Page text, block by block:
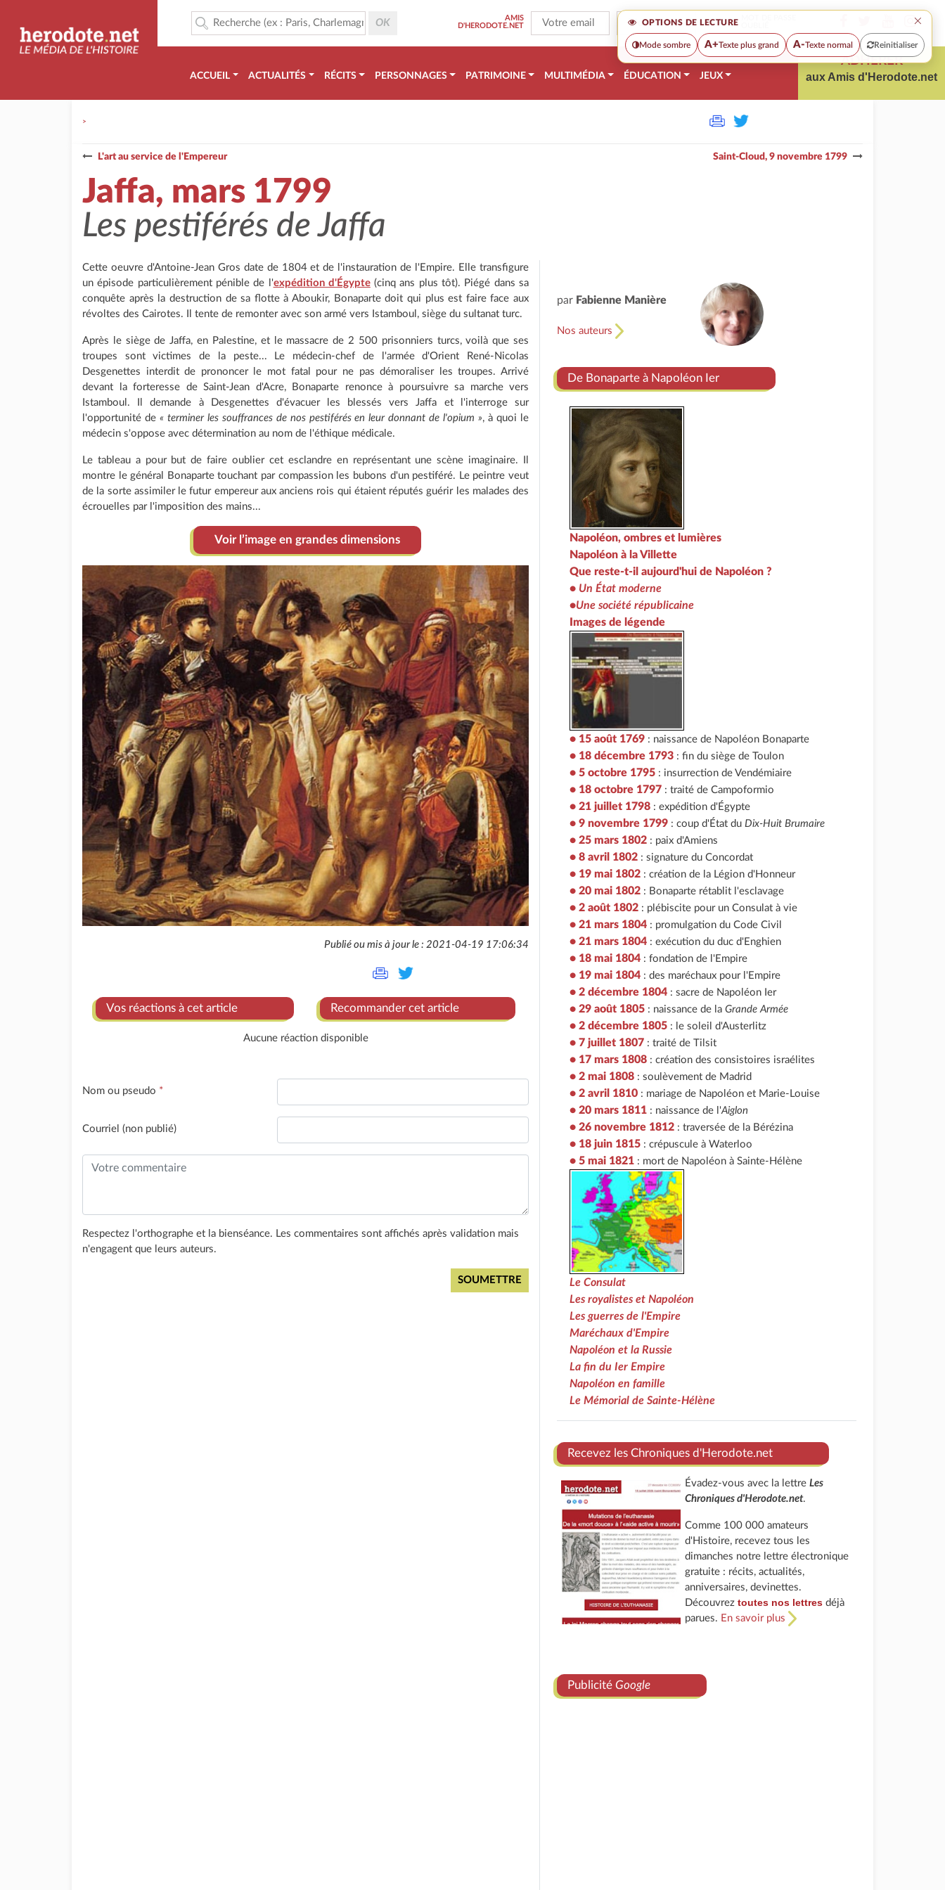
OPTIONS DE LECTURE ×
Mode sombre A+Texte plus grand A-Texte normal Reinitialiser
AMIS
D'HERODOTE.NET
ACCUEIL ACTUALITÉS RÉCITS PERSONNAGES PATRIMOINE MULTIMÉDIA ÉDUCATION JEUX
ADHÉRER
aux Amis d'Herodote.net
>
L'art au service de l'Empereur Saint-Cloud, 9 novembre 1799
Jaffa, mars 1799
Les pestiférés de Jaffa
Cette oeuvre d'Antoine-Jean Gros date de 1804 et de l'instauration de l'Empire. Elle transfigure
un épisode particulièrement pénible de l'expédition d'Égypte(cinq ans plus tôt). Piégé dans sa
conquête après la destruction de sa flotte à Aboukir, Bonaparte doit qui plus est faire face aux
révoltes des Cairotes. Il tente de remonter avec son armé vers Istamboul, siège du sultanat turc.
Après le siège de Jaffa, en Palestine, et le massacre de 2 500 prisonniers turcs, voilà que ses
troupes sont victimes de la peste... Le médecin-chef de l'armée d'Orient René-Nicolas
Desgenettes interdit de prononcer le mot fatal pour ne pas démoraliser les troupes. Arrivé
devant la forteresse de Saint-Jean d'Acre, Bonaparte renonce à poursuivre sa marche vers
Istamboul. Il demande à Desgenettes d'évacuer les blessés vers Jaffa et l'interroge sur
l'opportunité de « terminer les souffrances de nos pestiférés en leur donnant de l'opium », à quoi le
médecin s'oppose avec détermination au nom de l'éthique médicale.
Le tableau a pour but de faire oublier cet esclandre en représentant une scène imaginaire. Il
montre le général Bonaparte touchant par compassion les bubons d'un pestiféré. Le peintre veut
de la sorte assimiler le futur empereur aux anciens rois qui étaient réputés guérir les malades des
écrouelles par l'imposition des mains...
Voir l’image en grandes dimensions
Publié ou mis à jour le : 2021-04-19 17:06:34
Vos réactions à cet article Recommander cet article
Aucune réaction disponible
Nom ou pseudo *
Courriel (non publié)
Respectez l'orthographe et la bienséance. Les commentaires sont affichés après validation mais
n'engagent que leurs auteurs.
par Fabienne Manière
Nos auteurs
De Bonaparte à Napoléon Ier
Napoléon, ombres et lumières
Napoléon à la Villette
Que reste-t-il aujourd'hui de Napoléon ?
• Un État moderne
•Une société républicaine
Images de légende
• 15 août 1769 : naissance de Napoléon Bonaparte
• 18 décembre 1793 : fin du siège de Toulon
• 5 octobre 1795 : insurrection de Vendémiaire
• 18 octobre 1797 : traité de Campoformio
• 21 juillet 1798 : expédition d'Égypte
• 9 novembre 1799 : coup d'État du Dix-Huit Brumaire
• 25 mars 1802 : paix d'Amiens
• 8 avril 1802 : signature du Concordat
• 19 mai 1802 : création de la Légion d'Honneur
• 20 mai 1802 : Bonaparte rétablit l'esclavage
• 2 août 1802 : plébiscite pour un Consulat à vie
• 21 mars 1804 : promulgation du Code Civil
• 21 mars 1804 : exécution du duc d'Enghien
• 18 mai 1804 : fondation de l'Empire
• 19 mai 1804 : des maréchaux pour l'Empire
• 2 décembre 1804 : sacre de Napoléon Ier
• 29 août 1805 : naissance de la Grande Armée
• 2 décembre 1805 : le soleil d'Austerlitz
• 7 juillet 1807 : traité de Tilsit
• 17 mars 1808 : création des consistoires israélites
• 2 mai 1808 : soulèvement de Madrid
• 2 avril 1810 : mariage de Napoléon et Marie-Louise
• 20 mars 1811 : naissance de l'Aiglon
• 26 novembre 1812 : traversée de la Bérézina
• 18 juin 1815 : crépuscule à Waterloo
• 5 mai 1821 : mort de Napoléon à Sainte-Hélène
Le Consulat
Les royalistes et Napoléon
Les guerres de l'Empire
Maréchaux d'Empire
Napoléon et la Russie
La fin du Ier Empire
Napoléon en famille
Le Mémorial de Sainte-Hélène
Recevez les Chroniques d'Herodote.net
Évadez-vous avec la lettreLes
Chroniques d'Herodote.net.
Comme 100 000 amateurs
d'Histoire, recevez tous les
dimanches notre lettre électronique
gratuite : récits, actualités,
anniversaires, devinettes.
Découvreztoutes nos lettres déjà
parues. En savoir plus
Publicité Google